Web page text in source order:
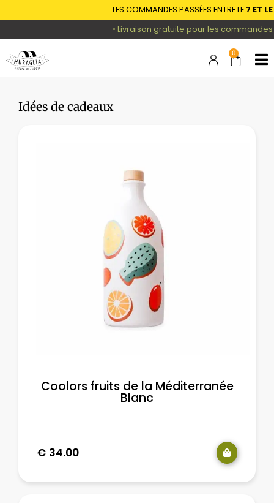
LES COMMANDES PASSÉES ENTRE LE7 ET LE 16
• Livraison gratuite pour les commandes
0
Idées de cadeaux
Coolors fruits de la Méditerranée
Blanc
€ 34.00